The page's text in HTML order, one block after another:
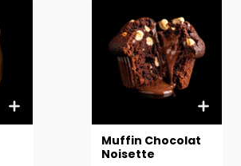
Muffin Chocolat
Noisette